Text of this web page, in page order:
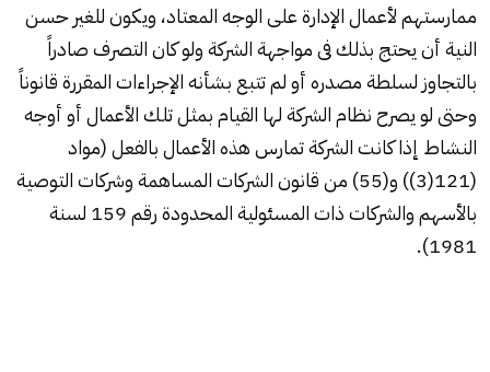
ممارستهم لأعمال الإدارة على الوجه المعتاد، ويكون للغير حسن
النية أن يحتج بذلك فى مواجهة الشركة ولو كان التصرف صادراً
بالتجاوز لسلطة مصدره أو لم تتبع بشأنه الإجراءات المقررة قانوناً
وحتى لو يصرح نظام الشركة لها القيام بمثل تلك الأعمال أو أوجه
النشاط إذا كانت الشركة تمارس هذه الأعمال بالفعل (مواد
(121(3)) و(55) من قانون الشركات المساهمة وشركات التوصية
بالأسهم والشركات ذات المسئولية المحدودة رقم 159 لسنة
1981).